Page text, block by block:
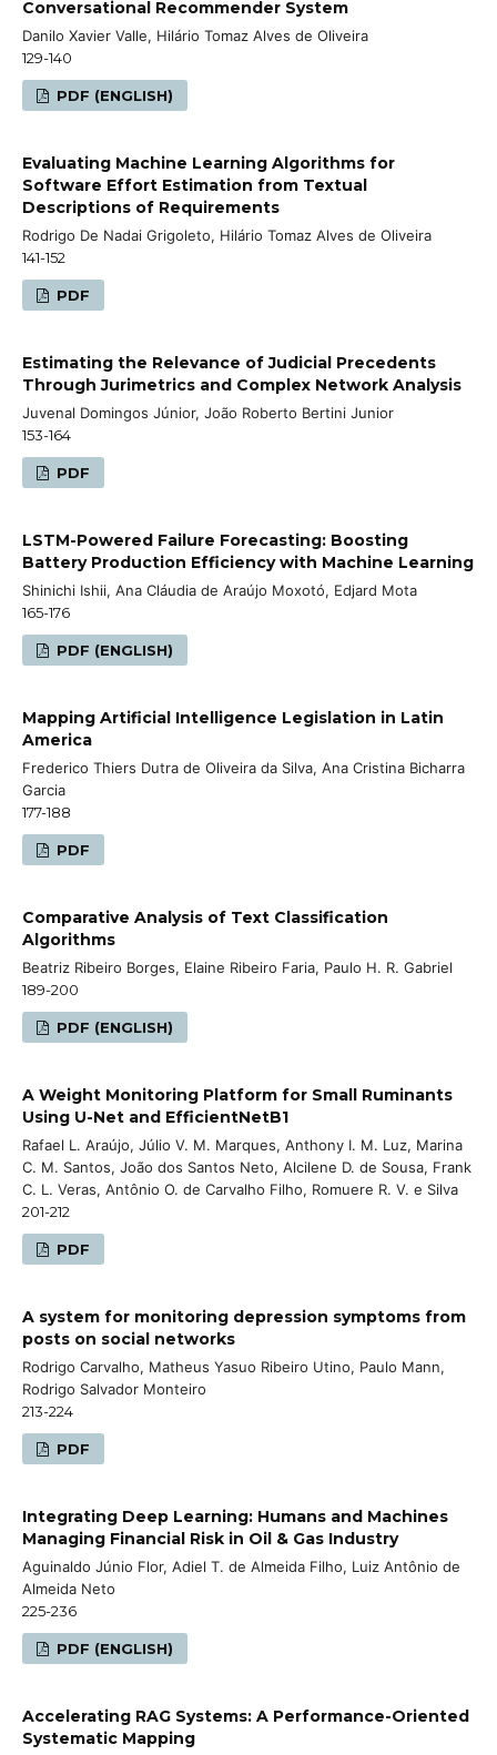
Conversational Recommender System
Danilo Xavier Valle, Hilário Tomaz Alves de Oliveira
129-140
PDF (ENGLISH)
Evaluating Machine Learning Algorithms for
Software Effort Estimation from Textual
Descriptions of Requirements
Rodrigo De Nadai Grigoleto, Hilário Tomaz Alves de Oliveira
141-152
PDF
Estimating the Relevance of Judicial Precedents
Through Jurimetrics and Complex Network Analysis
Juvenal Domingos Júnior, João Roberto Bertini Junior
153-164
PDF
LSTM-Powered Failure Forecasting: Boosting
Battery Production Efficiency with Machine Learning
Shinichi Ishii, Ana Cláudia de Araújo Moxotó, Edjard Mota
165-176
PDF (ENGLISH)
Mapping Artificial Intelligence Legislation in Latin
America
Frederico Thiers Dutra de Oliveira da Silva, Ana Cristina Bicharra
Garcia
177-188
PDF
Comparative Analysis of Text Classification
Algorithms
Beatriz Ribeiro Borges, Elaine Ribeiro Faria, Paulo H. R. Gabriel
189-200
PDF (ENGLISH)
A Weight Monitoring Platform for Small Ruminants
Using U-Net and EfficientNetB1
Rafael L. Araújo, Júlio V. M. Marques, Anthony I. M. Luz, Marina
C. M. Santos, João dos Santos Neto, Alcilene D. de Sousa, Frank
C. L. Veras, Antônio O. de Carvalho Filho, Romuere R. V. e Silva
201-212
PDF
A system for monitoring depression symptoms from
posts on social networks
Rodrigo Carvalho, Matheus Yasuo Ribeiro Utino, Paulo Mann,
Rodrigo Salvador Monteiro
213-224
PDF
Integrating Deep Learning: Humans and Machines
Managing Financial Risk in Oil & Gas Industry
Aguinaldo Júnio Flor, Adiel T. de Almeida Filho, Luiz Antônio de
Almeida Neto
225-236
PDF (ENGLISH)
Accelerating RAG Systems: A Performance-Oriented
Systematic Mapping